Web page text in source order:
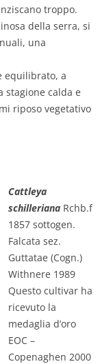
troppo.
della serra, si
una
equilibrato, a
stagione calda e
riposo vegetativo
Cattleya
schilleriana Rchb.f
1857 sottogen.
Falcata sez.
Guttatae (Cogn.)
Withnere 1989
Questo cultivar ha
ricevuto la
medaglia d’oro
EOC –
Copenaghen 2000